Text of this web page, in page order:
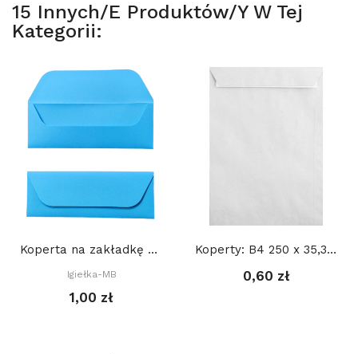
15 Innych/e Produktów/y W Tej
Kategorii:
Koperta na zakładkę do książki 22 x 8 cm,...
Igiełka-MB
1,00 zł
Koperty: B4 250 x 35,3 cm
0,60 zł